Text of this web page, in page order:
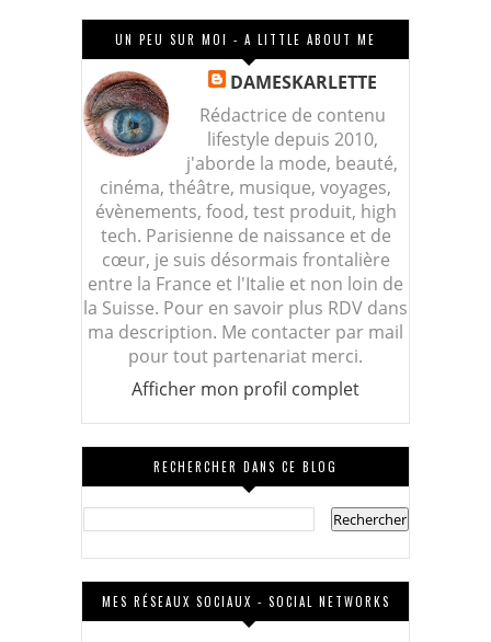
UN PEU SUR MOI - A LITTLE ABOUT ME
DAMESKARLETTE
Rédactrice de contenu
lifestyle depuis 2010,
j'aborde la mode, beauté,
cinéma, théâtre, musique, voyages,
évènements, food, test produit, high
tech. Parisienne de naissance et de
cœur, je suis désormais frontalière
entre la France et l'Italie et non loin de
la Suisse. Pour en savoir plus RDV dans
ma description. Me contacter par mail
pour tout partenariat merci.
Afficher mon profil complet
RECHERCHER DANS CE BLOG
MES RÉSEAUX SOCIAUX - SOCIAL NETWORKS